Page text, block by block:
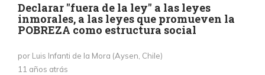
Declarar "fuera de la ley" a las leyes
inmorales, a las leyes que promueven la
POBREZA como estructura social
por Luis Infanti de la Mora (Aysen, Chile)
11 años atrás